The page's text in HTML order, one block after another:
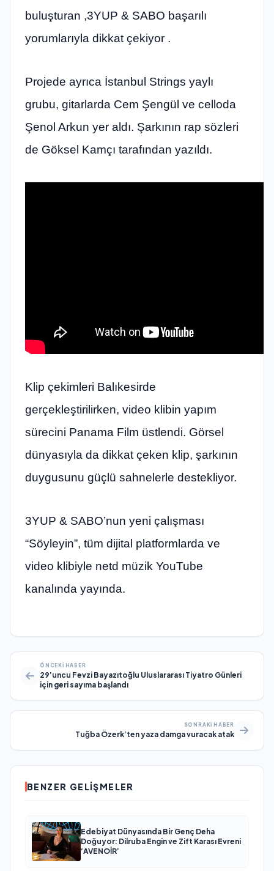
buluşturan ,3YUP & SABO başarılı
yorumlarıyla dikkat çekiyor .
Projede ayrıca İstanbul Strings yaylı
grubu, gitarlarda Cem Şengül ve celloda
Şenol Arkun yer aldı. Şarkının rap sözleri
de Göksel Kamçı tarafından yazıldı.
Klip çekimleri Balıkesirde
gerçekleştirilirken, video klibin yapım
sürecini Panama Film üstlendi. Görsel
dünyasıyla da dikkat çeken klip, şarkının
duygusunu güçlü sahnelerle destekliyor.
3YUP & SABO’nun yeni çalışması
“Söyleyin”, tüm dijital platformlarda ve
video klibiyle netd müzik YouTube
kanalında yayında.
ÖNCEKI HABER
29’uncu Fevzi Bayazıtoğlu Uluslararası Tiyatro Günleri
için geri sayıma başlandı
SONRAKI HABER
Tuğba Özerk’ten yaza damga vuracak atak
BENZER GELIŞMELER
Edebiyat Dünyasında Bir Genç Deha
Doğuyor: Dilruba Engin ve Zift Karası Evreni
‘AVENOİR’